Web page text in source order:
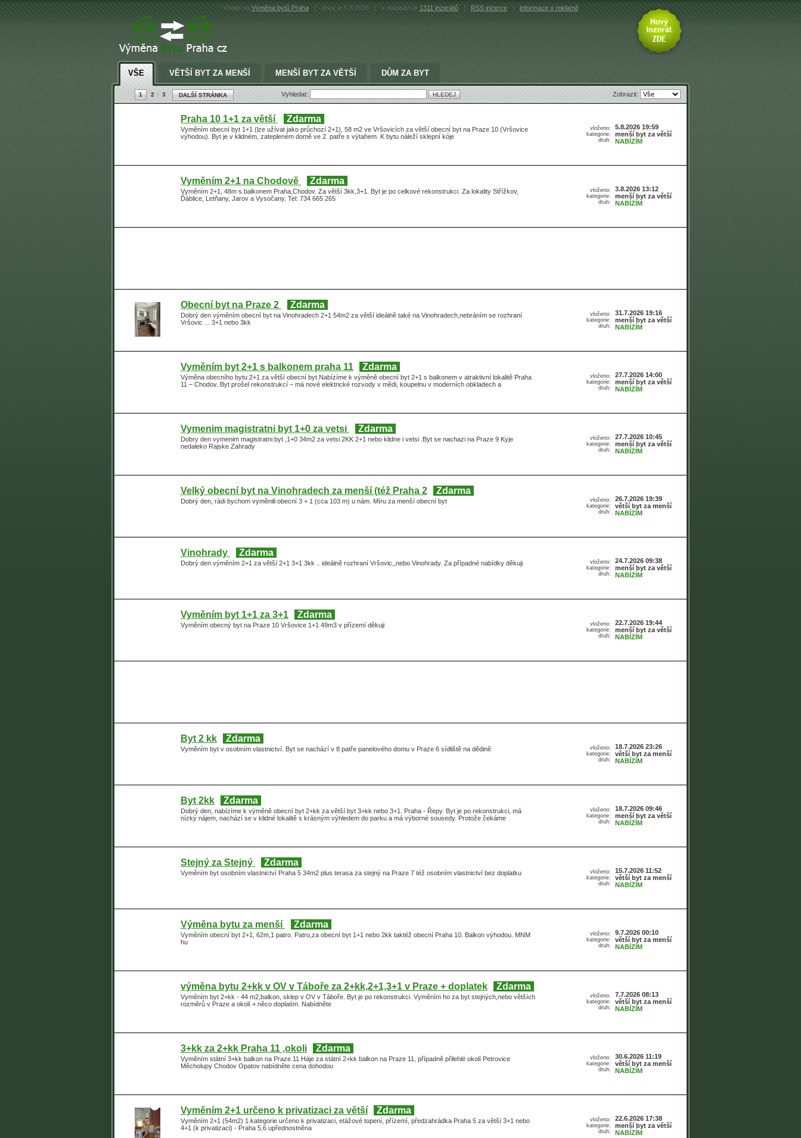
Vítejte naVýměna bytů Praha | dnes je 6.8.2026 | v databázi je1311 inzerátů | RSS inzerce | informace o reklamě
VŠE VĚTŠÍ BYT ZA MENŠÍ MENŠÍ BYT ZA VĚTŠÍ DŮM ZA BYT
1 2 3 DALŠÍ STRÁNKA Vyhledat: Zobrazit:
Praha 10 1+1 za větší Zdarma
Vyměním obecní byt 1+1 (lze užívat jako průchozí 2+1), 58 m2 ve Vršovicích za větší obecní byt na Praze 10 (Vršovice
výhodou). Byt je v klidném, zatepleném domě ve 2. patře s výtahem. K bytu náleží sklepní kóje
vloženo:
kategorie:
druh:
5.8.2026 19:59
menší byt za větší
NABÍZÍM
Vyměním 2+1 na Chodově Zdarma
Vyměním 2+1, 48m s balkonem Praha,Chodov. Za větší 3kk,3+1. Byt je po celkové rekonstrukci. Za lokality Střížkov,
Ďáblice, Letňany, Jarov a Vysočany. Tel: 734 665 265
vloženo:
kategorie:
druh:
3.8.2026 13:12
menší byt za větší
NABÍZÍM
Obecní byt na Praze 2 Zdarma
Dobrý den výměním obecní byt na Vinohradech 2+1 54m2 za větší ideálně také na Vinohradech,nebráním se rozhraní
Vršovic ... 3+1 nebo 3kk
vloženo:
kategorie:
druh:
31.7.2026 19:16
menší byt za větší
NABÍZÍM
Vyměním byt 2+1 s balkonem praha 11 Zdarma
Výměna obecního bytu 2+1 za větší obecní byt Nabízíme k výměně obecní byt 2+1 s balkonem v atraktivní lokalitě Praha
11 – Chodov. Byt prošel rekonstrukcí – má nové elektrické rozvody v mědi, koupelnu v moderních obkladech a
vloženo:
kategorie:
druh:
27.7.2026 14:00
menší byt za větší
NABÍZÍM
Vymenim magistratni byt 1+0 za vetsi Zdarma
Dobry den vymenim magistratni byt ,1+0 34m2 za vetsi 2KK 2+1 nebo klidne i vetsi .Byt se nachazi na Praze 9 Kyje
nedaleko Rajske Zahrady
vloženo:
kategorie:
druh:
27.7.2026 10:45
menší byt za větší
NABÍZÍM
Velký obecní byt na Vinohradech za menší (též Praha 2 Zdarma
Dobrý den, rádi bychom vyměnili obecní 3 + 1 (cca 103 m) u nám. Míru za menší obecní byt
vloženo:
kategorie:
druh:
26.7.2026 19:39
větší byt za menší
NABÍZÍM
Vinohrady Zdarma
Dobrý den výměním 2+1 za větší 2+1 3+1 3kk .. ideálně rozhraní Vršovic,,nebo Vinohrady. Za případné nabídky děkuji
vloženo:
kategorie:
druh:
24.7.2026 09:38
menší byt za větší
NABÍZÍM
Vyměním byt 1+1 za 3+1 Zdarma
Vyměním obecný byt na Praze 10 Vršovice 1+1 49m3 v přízemí děkuji
vloženo:
kategorie:
druh:
22.7.2026 19:44
menší byt za větší
NABÍZÍM
Byt 2 kk Zdarma
Vyměním byt v osobním vlastnictví. Byt se nachází v 8 patře panelového domu v Praze 6 sídliště na dědině
vloženo:
kategorie:
druh:
18.7.2026 23:26
větší byt za menší
NABÍZÍM
Byt 2kk Zdarma
Dobrý den, nabízíme k výměně obecní byt 2+kk za větší byt 3+kk nebo 3+1. Praha - Řepy. Byt je po rekonstrukci, má
nízký nájem, nachází se v klidné lokalitě s krásným výhledem do parku a má výborné sousedy. Protože čekáme
vloženo:
kategorie:
druh:
18.7.2026 09:46
menší byt za větší
NABÍZÍM
Stejný za Stejný Zdarma
Vyměním byt osobním vlastnictví Praha 5 34m2 plus terasa za stejný na Praze 7 též osobním vlastnictví bez doplatku
vloženo:
kategorie:
druh:
15.7.2026 11:52
větší byt za menší
NABÍZÍM
Výměna bytu za menší Zdarma
Vyměním obecní byt 2+1, 62m,1 patro. Patro,za obecní byt 1+1 nebo 2kk taktéž obecní Praha 10. Balkon výhodou. MNM
hu
vloženo:
kategorie:
druh:
9.7.2026 00:10
větší byt za menší
NABÍZÍM
výměna bytu 2+kk v OV v Táboře za 2+kk,2+1,3+1 v Praze + doplatek Zdarma
Vyměním byt 2+kk - 44 m2,balkon, sklep v OV v Táboře. Byt je po rekonstrukci. Vyměním ho za byt stejných,nebo větších
rozměrů v Praze a okolí + něco doplatím. Nabídněte
vloženo:
kategorie:
druh:
7.7.2026 08:13
větší byt za menší
NABÍZÍM
3+kk za 2+kk Praha 11 ,okoli Zdarma
Vyměním státní 3+kk balkon na Praze 11 Háje za státní 2+kk balkon na Praze 11, případně přilehlé okolí Petrovice
Měcholupy Chodov Opatov nabídněte cena dohodou
vloženo:
kategorie:
druh:
30.6.2026 11:19
větší byt za menší
NABÍZÍM
Vyměním 2+1 určeno k privatizaci za větší Zdarma
Vyměním 2+1 (54m2) 1.kategorie určeno k privatizaci, etážové topení, přízemí, předzahrádka Praha 5 za větší 3+1 nebo
4+1 (k privatizaci) - Praha 5,6 upřednostněna
vloženo:
kategorie:
druh:
22.6.2026 17:38
menší byt za větší
NABÍZÍM